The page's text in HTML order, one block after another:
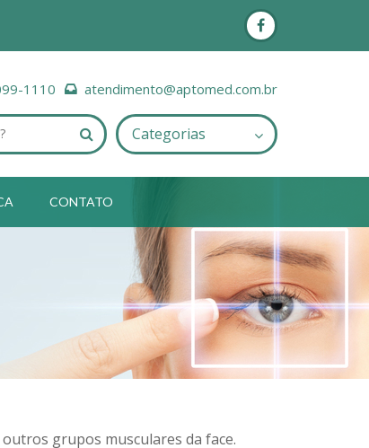
Você receberá um
1110 atendimento@aptomed.com.br
Categorias
CONTATO
grupos musculares da face.